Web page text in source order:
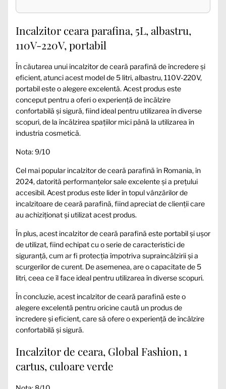
Incalzitor ceara parafina, 5L, albastru,
110V-220V, portabil
În căutarea unui incalzitor de ceară parafină de încredere și
eficient, atunci acest model de 5 litri, albastru, 110V-220V,
portabil este o alegere excelentă. Acest produs este
conceput pentru a oferi o experiență de încălzire
confortabilă și sigură, fiind ideal pentru utilizarea în diverse
scopuri, de la încălzirea spațiilor mici până la utilizarea în
industria cosmetică.
Nota: 9/10
Cel mai popular incalzitor de ceară parafină în Romania, în
2024, datorită performanțelor sale excelente și a prețului
accesibil. Acest produs este lider în topul vânzărilor de
incalzitoare de ceară parafină, fiind apreciat de clienții care
au achiziționat și utilizat acest produs.
În plus, acest incalzitor de ceară parafină este portabil și ușor
de utilizat, fiind echipat cu o serie de caracteristici de
siguranță, cum ar fi protecția împotriva supraincălzirii și a
scurgerilor de curent. De asemenea, are o capacitate de 5
litri, ceea ce îl face ideal pentru utilizarea în diverse scopuri.
În concluzie, acest incalzitor de ceară parafină este o
alegere excelentă pentru oricine caută un produs de
încredere și eficient, care să ofere o experiență de încălzire
confortabilă și sigură.
Incalzitor de ceara, Global Fashion, 1
cartus, culoare verde